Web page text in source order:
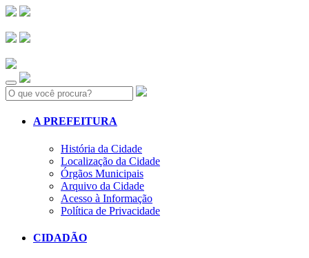
Search:
A PREFEITURA
História da Cidade
Localização da Cidade
Órgãos Municipais
Arquivo da Cidade
Acesso à Informação
Política de Privacidade
CIDADÃO